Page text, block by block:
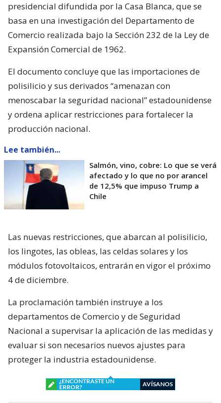
presidencial difundida por la Casa Blanca, que se
basa en una investigación del Departamento de
Comercio realizada bajo la Sección 232 de la Ley de
Expansión Comercial de 1962.
El documento concluye que las importaciones de
polisilicio y sus derivados “amenazan con
menoscabar la seguridad nacional” estadounidense
y ordena aplicar restricciones para fortalecer la
producción nacional.
Lee también...
Salmón, vino, cobre: Lo que se verá
afectado y lo que no por arancel
de 12,5% que impuso Trump a
Chile
Las nuevas restricciones, que abarcan al polisilicio,
los lingotes, las obleas, las celdas solares y los
módulos fotovoltaicos, entrarán en vigor el próximo
4 de diciembre.
La proclamación también instruye a los
departamentos de Comercio y de Seguridad
Nacional a supervisar la aplicación de las medidas y
evaluar si son necesarios nuevos ajustes para
proteger la industria estadounidense.
¿ENCONTRASTE UN
ERROR?
AVÍSANOS